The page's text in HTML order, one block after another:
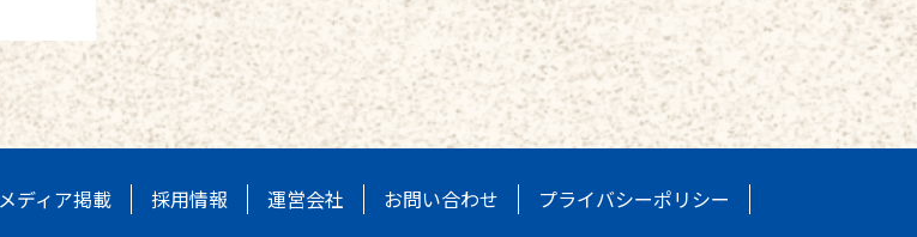
メディア掲載 採用情報 運営会社 お問い合わせ プライバシーポリシー